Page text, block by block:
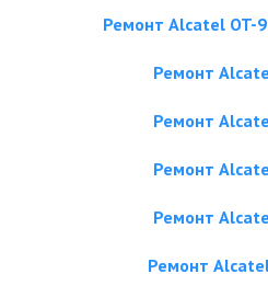
Ремонт Alcatel OT-
Ремонт
Ремонт
Ремонт
Ремонт
Ремонт